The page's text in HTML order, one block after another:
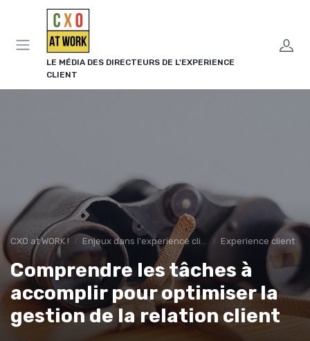
LE MÉDIA DES DIRECTEURS DE L'EXPERIENCE
CLIENT
CXO at WORK ! Enjeux dans l'experience client Experience client
Comprendre les tâches à
accomplir pour optimiser la
gestion de la relation client
Panneau de gestion des cookies